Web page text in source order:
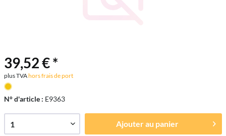
39,52 € *
plus TVAhors frais de port
N° d'article : E9363
Ajouter au panier